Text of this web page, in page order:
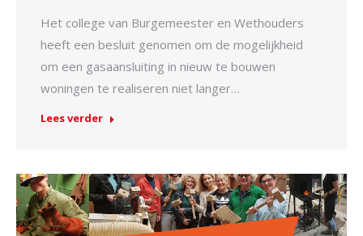
Het college van Burgemeester en Wethouders
heeft een besluit genomen om de mogelijkheid
om een gasaansluiting in nieuw te bouwen
woningen te realiseren niet langer…
Lees verder